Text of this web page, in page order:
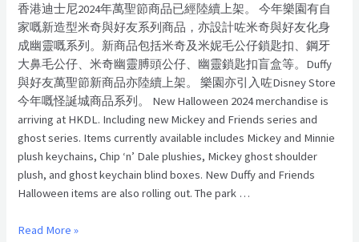
香港迪士尼2024年萬聖節商品已經陸續上架。 今年樂園有自
家嘅新造型米奇與好友系列商品，亦設計咗米奇與好友化身
成幽靈嘅系列。新商品包括米奇及米妮毛公仔鎖匙扣、鋼牙
大鼻毛公仔、米奇幽靈膊頭公仔、幽靈鎖匙扣盲盒等。Duffy
與好友萬聖節新商品亦陸續上架。 樂園亦引入咗Disney Store
今年嘅怪誕城商品系列。 New Halloween 2024 merchandise is
arriving at HKDL. Including new Mickey and Friends series and
ghost series. Items currently available includes Mickey and Minnie
plush keychains, Chip ‘n’ Dale plushies, Mickey ghost shoulder
plush, and ghost keychain blind boxes. New Duffy and Friends
Halloween items are also rolling out. The park …
Read More »